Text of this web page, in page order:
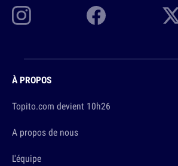
À PROPOS
Topito.com devient 10h26
A propos de nous
L'équipe